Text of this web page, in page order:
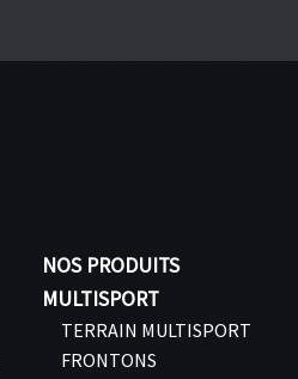
NOS PRODUITS
MULTISPORT
TERRAIN MULTISPORT
FRONTONS